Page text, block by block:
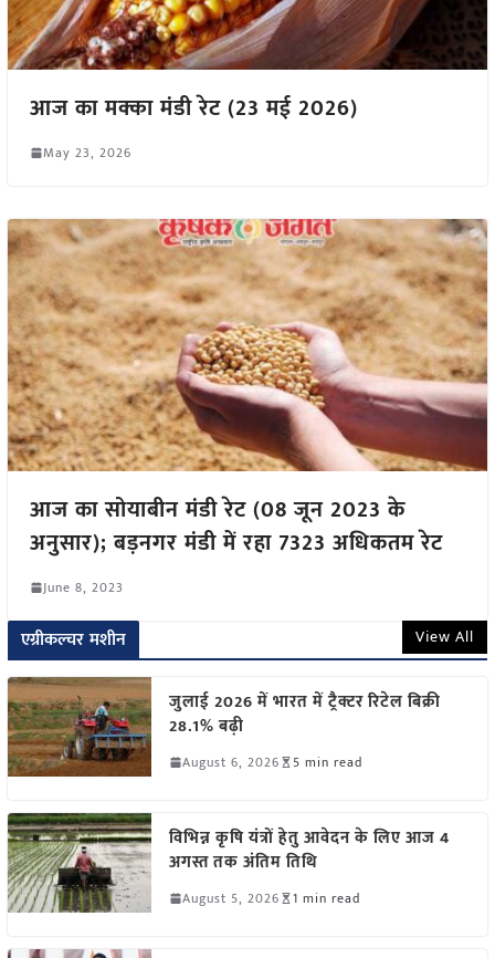
आज का मक्का मंडी रेट (23 मई 2026)
May 23, 2026
आज का सोयाबीन मंडी रेट (08 जून 2023 के
अनुसार); बड़नगर मंडी में रहा 7323 अधिकतम रेट
June 8, 2023
एग्रीकल्चर मशीन View All
जुलाई 2026 में भारत में ट्रैक्टर रिटेल बिक्री
28.1% बढ़ी
August 6, 2026 5 min read
विभिन्न कृषि यंत्रों हेतु आवेदन के लिए आज 4
अगस्त तक अंतिम तिथि
August 5, 2026 1 min read